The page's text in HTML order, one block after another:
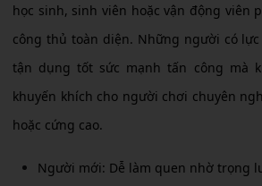
học sinh, sinh viên hoặc vận động viên
công thủ toàn diện. Những người có
tận dụng tốt sức mạnh tấn công mà
khuyến khích cho người chơi chuyên
hoặc cứng cao.
Người mới: Dễ làm quen nhờ trọng